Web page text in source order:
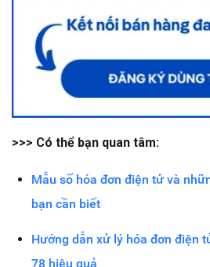
>>> Có thể bạn quan tâm:
Mẫu số hóa đơn điện tử và
bạn cần biết
Hướng dẫn xử lý hóa đơn điện
78 hiệu quả